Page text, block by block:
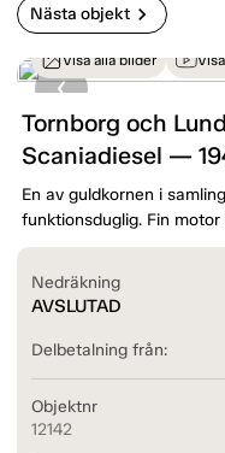
Nästa objekt chevron_right
Visa alla bilder
Tornborg och
Scaniadiesel —
En av guldkornen i
funktionsduglig. Fin
Nedräkning
AVSLUTAD
Delbetalning från:
Objektnr
12142